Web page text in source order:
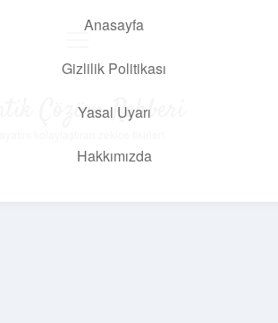
Anasayfa
Gizlilik Politikası
Yasal Uyarı
Hakkımızda
Çözüm Rehberi